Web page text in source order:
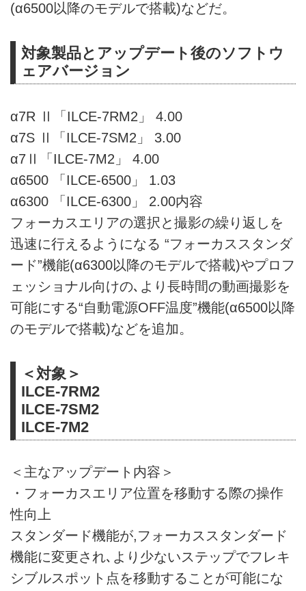
(α6500以降のモデルで搭載)などだ。
対象製品とアップデート後のソフトウ
ェアバージョン
α7R Ⅱ「ILCE-7RM2」 4.00
α7S Ⅱ「ILCE-7SM2」 3.00
α7Ⅱ「ILCE-7M2」 4.00
α6500 「ILCE-6500」 1.03
α6300 「ILCE-6300」 2.00内容
フォーカスエリアの選択と撮影の繰り返しを
迅速に行えるようになる “フォーカススタンダ
ード”機能(α6300以降のモデルで搭載)やプロフ
ェッショナル向けの､より長時間の動画撮影を
可能にする“自動電源OFF温度”機能(α6500以降
のモデルで搭載)などを追加。
＜対象＞
ILCE-7RM2
ILCE-7SM2
ILCE-7M2
＜主なアップデート内容＞
・フォーカスエリア位置を移動する際の操作
性向上
スタンダード機能が,フォーカススタンダード
機能に変更され､より少ないステップでフレキ
シブルスポット点を移動することが可能にな